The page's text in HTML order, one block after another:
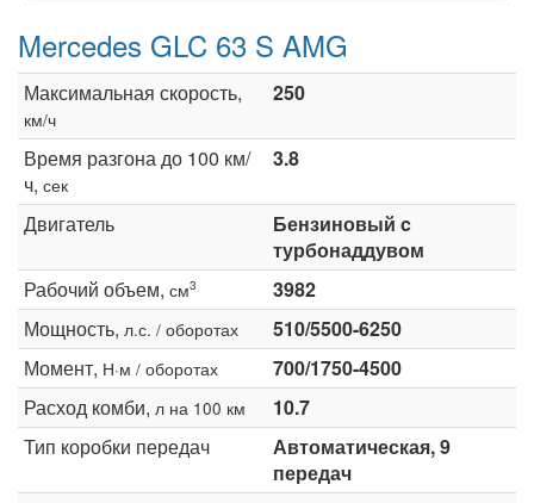
Mercedes GLC 63 S AMG
Максимальная скорость,
км/ч
250
Время разгона до 100 км/
ч, сек
3.8
Двигатель
Бензиновый c
турбонаддувом
Рабочий объем, см3
3982
Мощность, л.с. / оборотах
510/5500-6250
Момент, Н·м / оборотах
700/1750-4500
Расход комби, л на 100 км
10.7
Тип коробки передач
Автоматическая, 9
передач